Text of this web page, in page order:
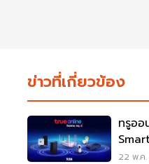
ข่าวที่เกี่ยวข้อง
ทรูออ
22 พ.ค